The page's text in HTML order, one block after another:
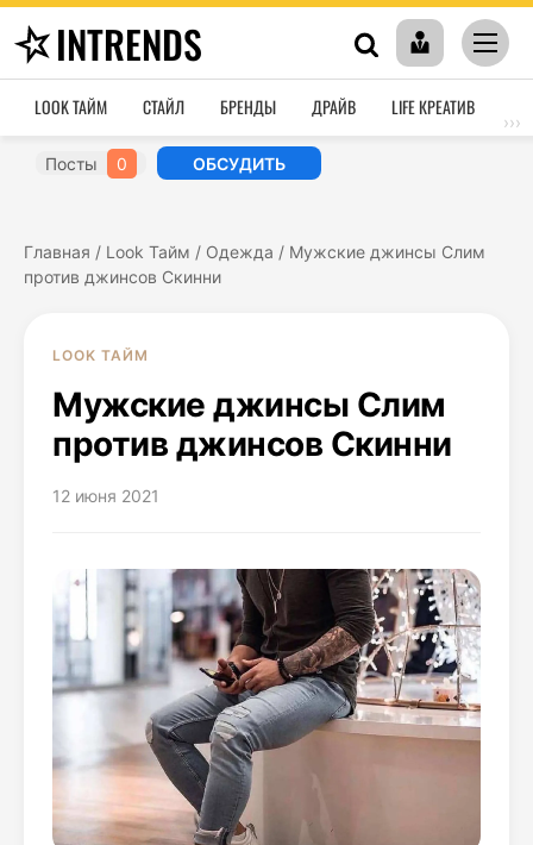
INTRENDS
LOOK ТАЙМ СТАЙЛ БРЕНДЫ ДРАЙВ LIFE КРЕАТИВ
›››
Посты 0 ОБСУДИТЬ
Главная / Look Тайм / Одежда / Мужские джинсы Слим
против джинсов Скинни
LOOK ТАЙМ
Мужские джинсы Слим
против джинсов Скинни
12 июня 2021